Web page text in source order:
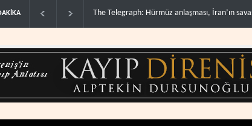
anlaşması, İran’ın savaşı ka.. Yemen’den dengeleri değiştirecek